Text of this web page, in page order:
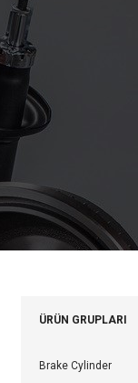
ÜRÜN GRUPLARI
Brake Cylinder